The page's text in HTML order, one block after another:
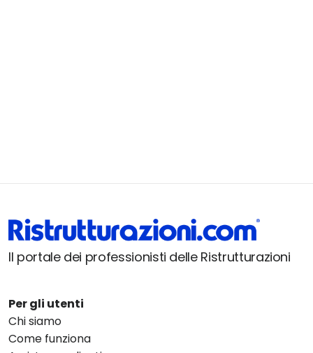
Il portale dei professionisti delle Ristrutturazioni
Per gli utenti
Chi siamo
Come funziona